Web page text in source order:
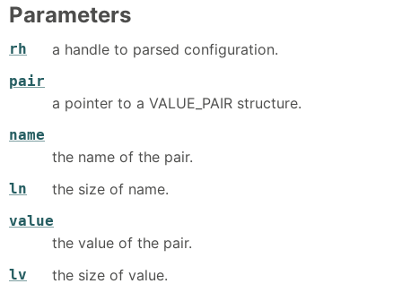
Parameters
rh a handle to parsed configuration.
pair
a pointer to a VALUE_PAIR structure.
name
the name of the pair.
ln the size of name.
value
the value of the pair.
lv the size of value.